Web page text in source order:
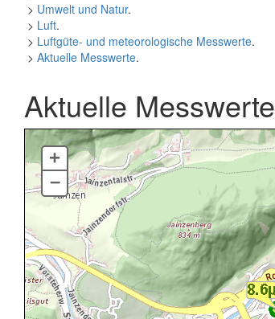
> Umwelt und Natur.
> Luft.
> Luftgüte- und meteorologische Messwerte.
> Aktuelle Messwerte.
Aktuelle Messwerte
+
–